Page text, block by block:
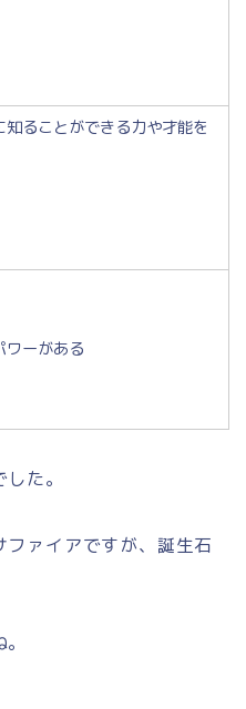
知ることができる力や才能を
ワーがある
た。
ァイアですが、誕生石